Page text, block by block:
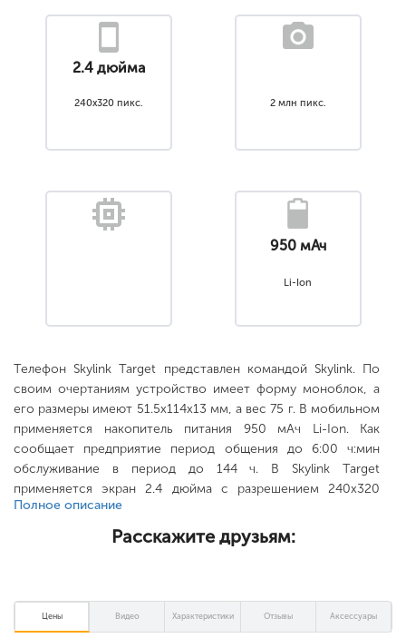
2.4 дюйма
240x320 пикс. 2 млн пикс.
950 мАч
Li-Ion
Телефон Skylink Target представлен командой Skylink. По
своим очертаниям устройство имеет форму моноблок, а
его размеры имеют 51.5x114x13 мм, а вес 75 г. В мобильном
применяется накопитель питания 950 мАч Li-Ion. Как
сообщает предприятие период общения до 6:00 ч:мин
обслуживание в период до 144 ч. В Skylink Target
применяется экран 2.4 дюйма с разрешением 240x320
пикс.. Задний модуль камеры 2 млн пикс., расширяется с
помощью накопителя microSD (TransFlash). .
Полное описание
Расскажите друзьям:
Цены Видео Характеристики Отзывы Аксессуары